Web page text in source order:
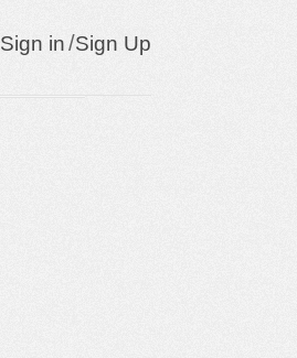
Sign in/Sign Up